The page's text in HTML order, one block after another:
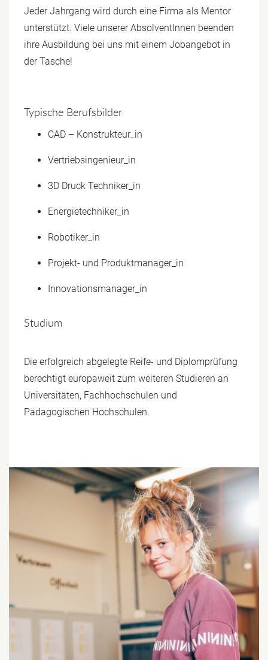
Jeder Jahrgang wird durch eine Firma als Mentor
unterstützt. Viele unserer AbsolventInnen beenden
ihre Ausbildung bei uns mit einem Jobangebot in
der Tasche!
Typische Berufsbilder
CAD – Konstrukteur_in
Vertriebsingenieur_in
3D Druck Techniker_in
Energietechniker_in
Robotiker_in
Projekt- und Produktmanager_in
Innovationsmanager_in
Studium
Die erfolgreich abgelegte Reife- und Diplomprüfung
berechtigt europaweit zum weiteren Studieren an
Universitäten, Fachhochschulen und
Pädagogischen Hochschulen.